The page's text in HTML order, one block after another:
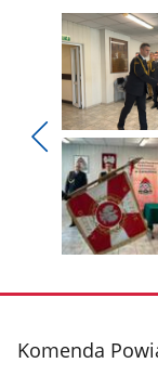
Pokaż
poprzednie
zdjęcia
Pokaż
zdjęcie
1
z
galerii.
zdjęcie
galerii.
stopka
Komenda